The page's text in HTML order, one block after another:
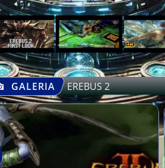
GALERIA EREBUS 2